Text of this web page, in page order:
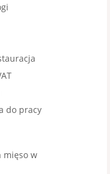
do pracy
mięso w